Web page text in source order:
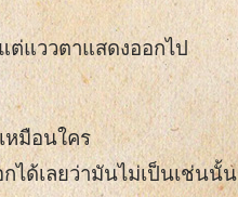
ต่แววตาแสดงออกไป
หมือนใคร
ได้เลยว่ามันไม่เป็นเช่นนั้น